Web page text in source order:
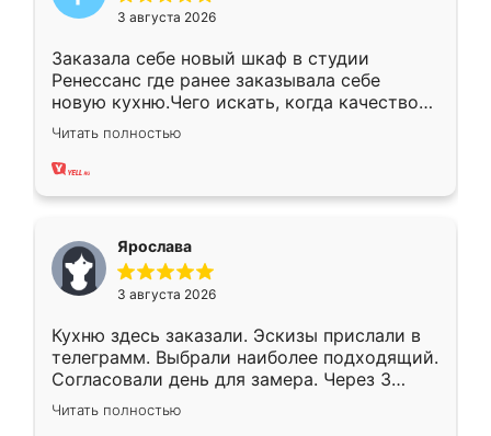
3 августа 2026
Заказала себе новый шкаф в студии
Ренессанс где ранее заказывала себе
новую кухню.Чего искать, когда качеством
вполне довольна. Служит кухня уже почти
два года, нареканий нет.
Читать полностью
Ярослава
3 августа 2026
Кухню здесь заказали. Эскизы прислали в
телеграмм. Выбрали наиболее подходящий.
Согласовали день для замера. Через 3
недели кухня была уже готова. Остались
довольны работой. Спасибо Ренессанс
Читать полностью